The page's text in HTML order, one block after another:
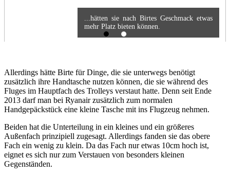
...hätten sie nach Birtes Geschmack etwas
mehr Platz bieten können.
Allerdings hätte Birte für Dinge, die sie unterwegs benötigt
zusätzlich ihre Handtasche nutzen können, die sie während des
Fluges im Hauptfach des Trolleys verstaut hatte. Denn seit Ende
2013 darf man bei Ryanair zusätzlich zum normalen
Handgepäckstück eine kleine Tasche mit ins Flugzeug nehmen.
Beiden hat die Unterteilung in ein kleines und ein größeres
Außenfach prinzipiell zugesagt. Allerdings fanden sie das obere
Fach ein wenig zu klein. Da das Fach nur etwas 10cm hoch ist,
eignet es sich nur zum Verstauen von besonders kleinen
Gegenständen.